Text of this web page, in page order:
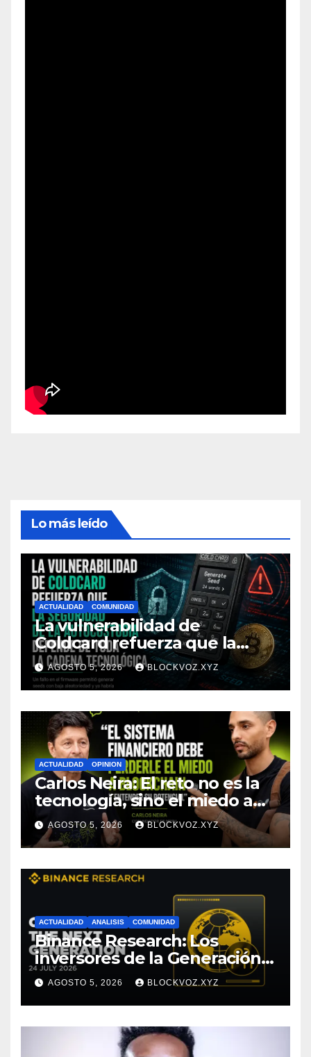
Lo más leído
ACTUALIDAD COMUNIDAD
La vulnerabilidad de
Coldcard refuerza que la
seguridad de la autocustodia
depende de toda la cadena
tecnológica, afirma CoinEx
Research
AGOSTO 5, 2026 BLOCKVOZ.XYZ
ACTUALIDAD OPINION
Carlos Neira: El reto no es la
tecnología, sino el miedo a
entenderla
AGOSTO 5, 2026 BLOCKVOZ.XYZ
ACTUALIDAD ANALISIS COMUNIDAD
Binance Research: Los
inversores de la Generación Z
empiezan más jóvenes y
muestran mayor disciplina
financiera
AGOSTO 5, 2026 BLOCKVOZ.XYZ